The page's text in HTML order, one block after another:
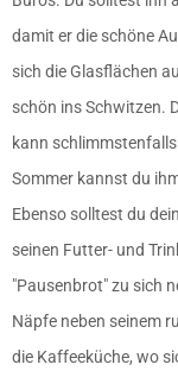
damit er die schöne
sich die Glasflächen
schön ins Schwitzen.
kann
Sommer kannst du
Ebenso solltest du
seinen Futter- und
″Pausenbrot″ zu sich
Näpfe neben seinem
die Kaffeeküche, wo